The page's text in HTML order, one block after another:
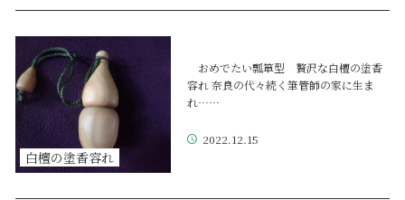
白檀の塗香容れ
おめでたい瓢箪型 贅沢な白檀の塗香
容れ 奈良の代々続く筆管師の家に生ま
れ……
2022.12.15